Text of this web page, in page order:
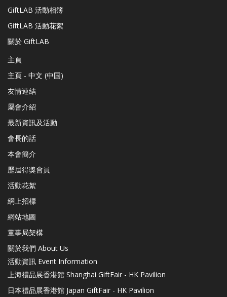
GiftLAB 活動相簿
GiftLAB 活動花絮
關於 GiftLAB
主頁
主頁 - 中文 (中国)
友情連結
屬會介紹
最新資訊及活動
會長的話
本會簡介
歷屆得獎會員
活動花絮
網上招標
網站地圖
董事局架構
關於我們 About Us
活動資訊 Event Information
上海禮品展香港館 Shanghai GiftFair - HK Pavilion
日本禮品展香港館 Japan GiftFair - HK Pavilion